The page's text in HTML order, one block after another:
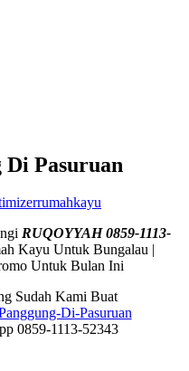
Di Pasuruan
RUQOYYAH 0859-1113-
Kayu Untuk Bungalau |
Untuk Bulan Ini
Sudah Kami Buat
0859-1113-52343